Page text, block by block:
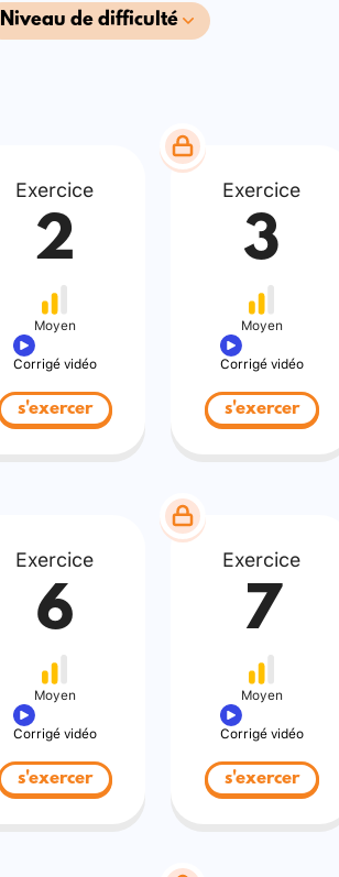
Niveau de difficulté
Exercice
2
Moyen
Corrigé vidéo
s'exercer
Exercice
3
Moyen
Corrigé vidéo
s'exercer
Exercice
6
Moyen
Corrigé vidéo
s'exercer
Exercice
7
Moyen
Corrigé vidéo
s'exercer